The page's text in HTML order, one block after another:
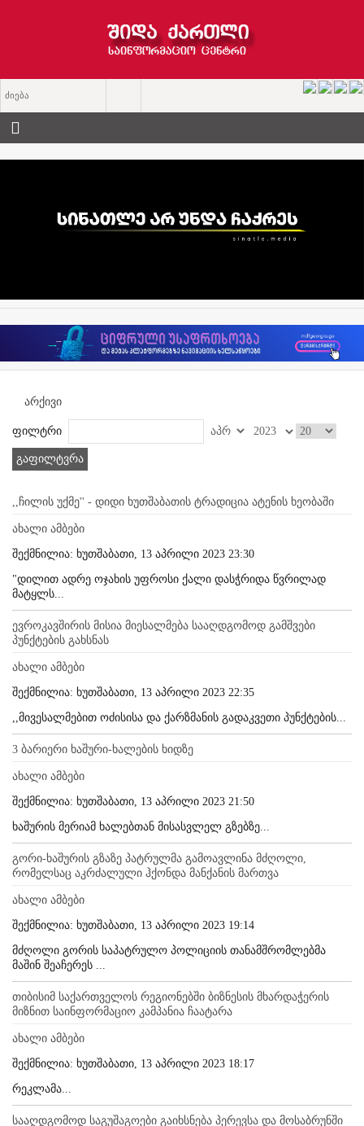
არქივი
ფილტრი
გაფილტვრა
,,ჩილის უქმე'' - დიდი ხუთშაბათის ტრადიცია ატენის ხეობაში
ახალი ამბები
შექმნილია: ხუთშაბათი, 13 აპრილი 2023 23:30
"დილით ადრე ოჯახის უფროსი ქალი დასჭრიდა წვრილად
მატყლს...
ევროკავშირის მისია მიესალმება სააღდგომოდ გამშვები
პუნქტების გახსნას
ახალი ამბები
შექმნილია: ხუთშაბათი, 13 აპრილი 2023 22:35
,,მივესალმებით ოძისისა და ქარზმანის გადაკვეთი პუნქტების...
3 ბარიერი ხაშური-ხალების ხიდზე
ახალი ამბები
შექმნილია: ხუთშაბათი, 13 აპრილი 2023 21:50
ხაშურის მერიამ ხალებთან მისასვლელ გზებზე...
გორი-ხაშურის გზაზე პატრულმა გამოავლინა მძღოლი,
რომელსაც აკრძალული ჰქონდა მანქანის მართვა
ახალი ამბები
შექმნილია: ხუთშაბათი, 13 აპრილი 2023 19:14
მძღოლი გორის საპატრულო პოლიციის თანამშრომლებმა
მაშინ შეაჩერეს ...
თიბისიმ საქართველოს რეგიონებში ბიზნესის მხარდაჭერის
მიზნით საინფორმაციო კამპანია ჩაატარა
ახალი ამბები
შექმნილია: ხუთშაბათი, 13 აპრილი 2023 18:17
რეკლამა...
სააღდგომოდ საგუშაგოები გაიხსნება პერევსა და მოსაბრუნში